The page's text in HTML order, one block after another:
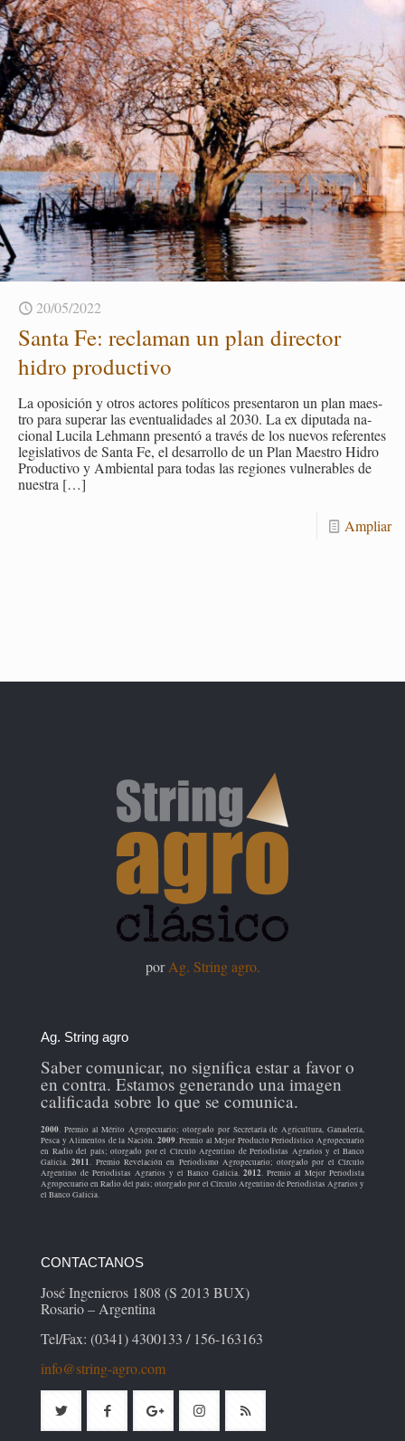
20/05/2022
Santa Fe: re­cla­man un plan di­rec­tor
hidro pro­duc­ti­vo
La opo­si­ción y otros ac­to­res po­lí­ti­cos pre­sen­ta­ron un plan maes­
tro para su­perar las even­tua­li­da­des al 2030. La ex dipu­tada na­
cio­nal Lu­ci­la Leh­mann pre­sen­tó a tra­vés de los nue­vos re­fe­ren­tes
le­gis­la­ti­vos de Santa Fe, el desa­rro­llo de un Plan Maes­tro Hidro
Pro­duc­ti­vo y Am­bien­tal para todas las re­gio­nes vul­ne­ra­bles de
nues­tra […]
Am­pliar
porAg. String agro.
Ag. String agro
Saber comunicar, no significa estar a favor o
en contra. Estamos generando una imagen
calificada sobre lo que se comunica.
2000. Premio al Mérito Agropecuario; otorgado por Secretaría de Agricultura, Ganadería,
Pesca y Alimentos de la Nación. 2009. Premio al Mejor Producto Periodístico Agropecuario
en Radio del país; otorgado por el Círculo Argentino de Periodistas Agrarios y el Banco
Galicia.2011. Premio Revelación en Periodismo Agropecuario; otorgado por el Círculo
Argentino de Periodistas Agrarios y el Banco Galicia. 2012. Premio al Mejor Periodista
Agropecuario en Radio del país; otorgado por el Círculo Argentino de Periodistas Agrarios y
el Banco Galicia.
CONTACTANOS
José Ingenieros 1808 (S 2013 BUX)
Rosario – Argentina
Tel/Fax: (0341) 4300133 / 156-163163
info@string-agro.com